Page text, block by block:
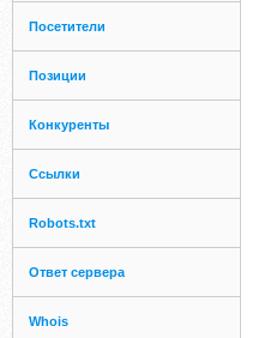
Посетители
Позиции
Конкуренты
Ссылки
Robots.txt
Ответ сервера
Whois